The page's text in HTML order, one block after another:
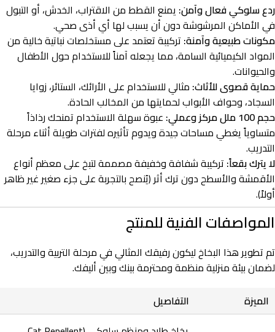
ردع سلوكي فعال وآمن: يمنع القطط من الاقتراب، الخدش، أو التبول
في الأماكن المرشوشة دون أن يسبب لها أي أذى صحي.
مكونات طبيعية وآمنة: تركيبة تعتمد على مستخلصات نباتية خالية من
المواد الكيميائية السامة، مما يجعله آمناً للاستخدام حول الأطفال
والحيوانات.
حماية قصوى للأثاث: مثالي للاستخدام على الأرائك، الستائر، زوايا
السجاد، وحواف الأبواب لحمايتها من المخالب الحادة.
حجم 100 ملل مركز وعملي:
عبوة سهلة الاستخدام تمنحك رذاذاً
متساوياً يغطي مساحات جيدة ويدوم تأثيره لفترات طويلة أثناء مرحلة
التدريب.
لا يترك بقعاً: تركيبة شفافة وخفيفة مصممة لتبخ على معظم أنواع
الأقمشة والأسطح دون ترك أثر (يُنصح بالتجربة على جزء صغير غير ظاهر
أولاً).
المواصفات الفنية للمنتج
تم تطوير هذا البخاخ ليكون رفيقك المثالي في مرحلة التربية والتدريب،
لضمان بيئة منزلية منظمة ومحترمة بينك وبين أليفك.
الميزة
التفاصيل